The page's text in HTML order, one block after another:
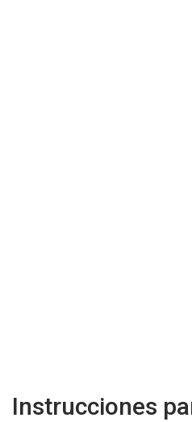
Instrucciones